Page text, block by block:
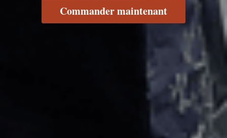
Commander maintenant